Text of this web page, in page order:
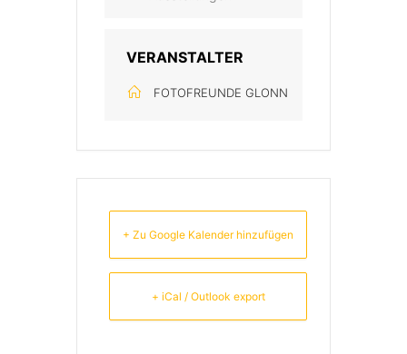
VERANSTALTER
FOTOFREUNDE GLONN
+ Zu Google Kalender hinzufügen
+ iCal / Outlook export